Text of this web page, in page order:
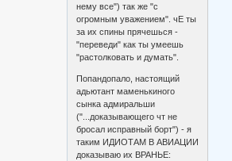
нему все") так же "с
огромным уважением". чЕ ты
за их спины прячешься -
"переведи" как ты умеешь
"растолковать и думать".
Попандопало, настоящий
адьютант маменькиного
сынка адмиральши
("...доказывающего чт не
бросал исправный борт") - я
таким ИДИОТАМ В АВИАЦИИ
доказываю их ВРАНЬЕ: